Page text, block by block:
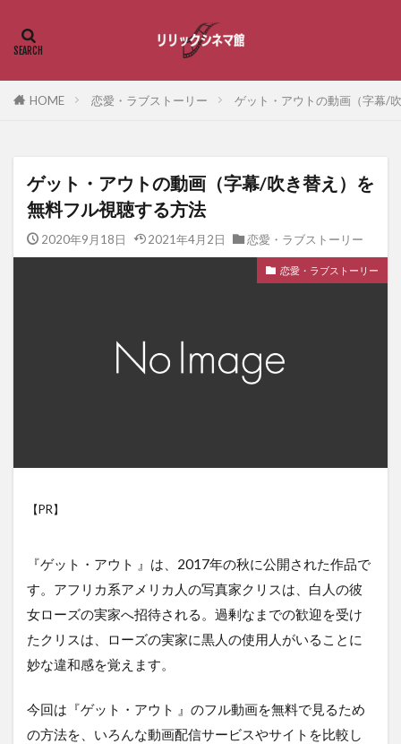
HOME 恋愛・ラブストーリー ゲット・アウトの動画（字幕/
ゲット・アウトの動画（字幕/吹き替え）を
無料フル視聴する方法
2020年9月18日 2021年4月2日 恋愛・ラブストーリー
恋愛・ラブストーリー
【PR】
『ゲット・アウト 』は、2017年の秋に公開された作品で
す。アフリカ系アメリカ人の写真家クリスは、白人の彼
女ローズの実家へ招待される。過剰なまでの歓迎を受け
たクリスは、ローズの実家に黒人の使用人がいることに
妙な違和感を覚えます。
今回は『ゲット・アウト 』のフル動画を無料で見るため
の方法を、いろんな動画配信サービスやサイトを比較し